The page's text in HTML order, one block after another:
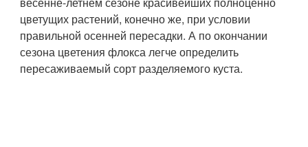
цветущих растений, конечно же, при условии
правильной осенней пересадки. А по окончании
сезона цветения флокса легче определить
пересаживаемый сорт разделяемого куста.